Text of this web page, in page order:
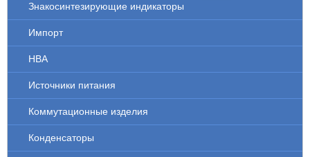
Знакосинтезирующие индикаторы
Импорт
НВА
Источники питания
Коммутационные изделия
Конденсаторы